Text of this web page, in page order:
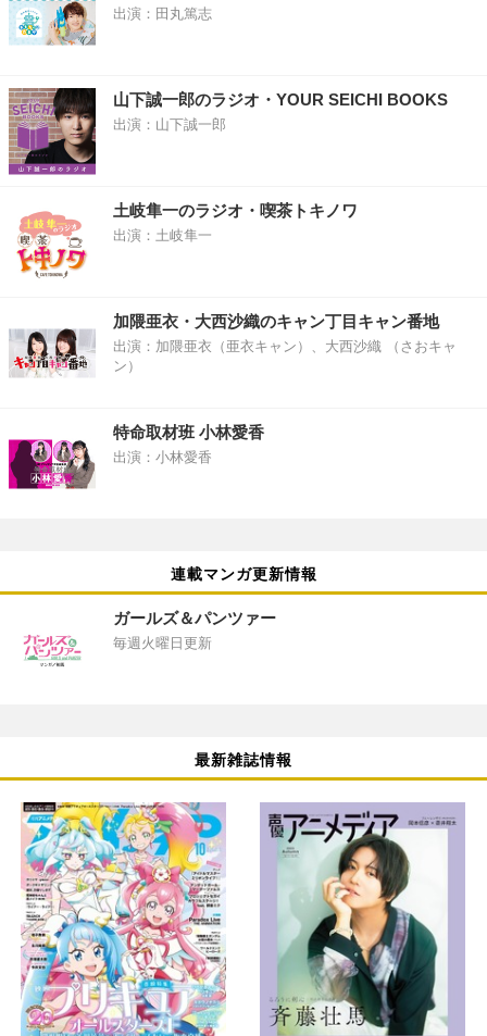
出演：田丸篤志
山下誠一郎のラジオ・YOUR SEICHI BOOKS
出演：山下誠一郎
土岐隼一のラジオ・喫茶トキノワ
出演：土岐隼一
加隈亜衣・大西沙織のキャン丁目キャン番地
出演：加隈亜衣（亜衣キャン）、大西沙織 （さおキャ
ン）
特命取材班 小林愛香
出演：小林愛香
連載マンガ更新情報
ガールズ＆パンツァー
毎週火曜日更新
最新雑誌情報